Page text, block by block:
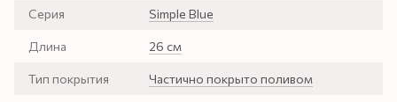
Серия Simple Blue
Длина 26 см
Тип покрытия Частично покрыто поливом